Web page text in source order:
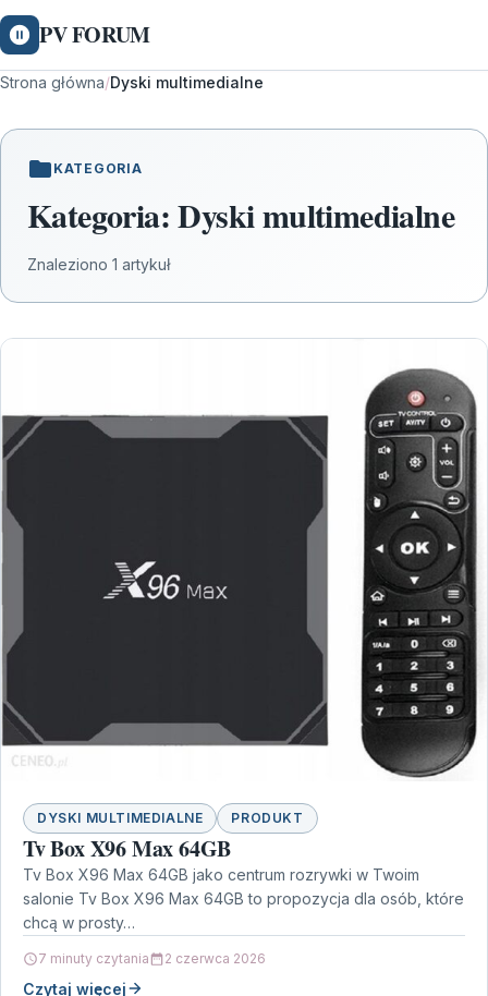
PV FORUM
Strona główna/Dyski multimedialne
KATEGORIA
Kategoria:Dyski multimedialne
Znaleziono 1 artykuł
DYSKI MULTIMEDIALNE PRODUKT
Tv Box X96 Max 64GB
Tv Box X96 Max 64GB jako centrum rozrywki w Twoim
salonie Tv Box X96 Max 64GB to propozycja dla osób, które
chcą w prosty…
7 minuty czytania 2 czerwca 2026
Czytaj więcej